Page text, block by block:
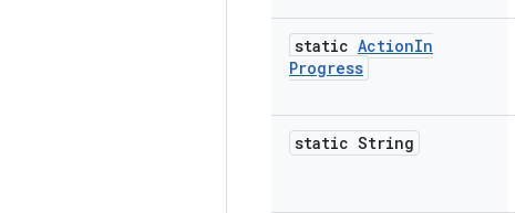
static ActionIn
Progress
static String